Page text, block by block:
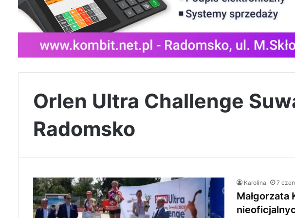
Orlen Ultra Challenge
Radomsko
Karolina 7
Małgorzata